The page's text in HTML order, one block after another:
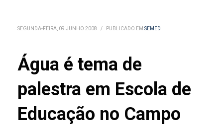
SEGUNDA-FEIRA, 09 JUNHO 2008 / PUBLICADO EM SEMED
Água é tema de
palestra em Escola de
Educação no Campo